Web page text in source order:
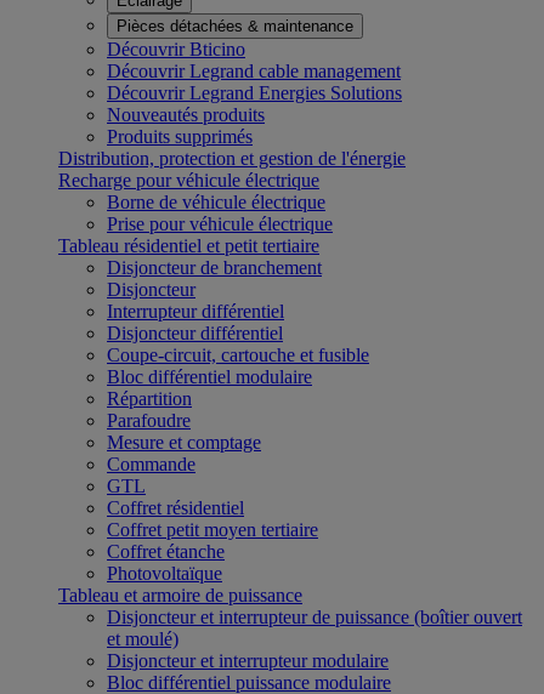
Pièces détachées & maintenance
Découvrir Bticino
Découvrir Legrand cable management
Découvrir Legrand Energies Solutions
Nouveautés produits
Produits supprimés
Distribution, protection et gestion de l'énergie
Recharge pour véhicule électrique
Borne de véhicule électrique
Prise pour véhicule électrique
Tableau résidentiel et petit tertiaire
Disjoncteur de branchement
Disjoncteur
Interrupteur différentiel
Disjoncteur différentiel
Coupe-circuit, cartouche et fusible
Bloc différentiel modulaire
Répartition
Parafoudre
Mesure et comptage
Commande
GTL
Coffret résidentiel
Coffret petit moyen tertiaire
Coffret étanche
Photovoltaïque
Tableau et armoire de puissance
Disjoncteur et interrupteur de puissance (boîtier ouvert
et moulé)
Disjoncteur et interrupteur modulaire
Bloc différentiel puissance modulaire